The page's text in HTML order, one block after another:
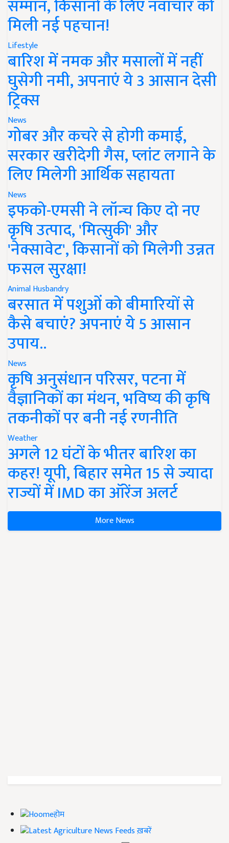
सम्मान, किसानों के लिए नवाचार को
मिली नई पहचान!
Lifestyle
बारिश में नमक और मसालों में नहीं
घुसेगी नमी, अपनाएं ये 3 आसान देसी
ट्रिक्स
News
गोबर और कचरे से होगी कमाई,
सरकार खरीदेगी गैस, प्लांट लगाने के
लिए मिलेगी आर्थिक सहायता
News
इफको-एमसी ने लॉन्च किए दो नए
कृषि उत्पाद, 'मित्सुकी' और
'नेक्सावेट', किसानों को मिलेगी उन्नत
फसल सुरक्षा!
Animal Husbandry
बरसात में पशुओं को बीमारियों से
कैसे बचाएं? अपनाएं ये 5 आसान
उपाय..
News
कृषि अनुसंधान परिसर, पटना में
वैज्ञानिकों का मंथन, भविष्य की कृषि
तकनीकों पर बनी नई रणनीति
Weather
अगले 12 घंटों के भीतर बारिश का
कहर! यूपी, बिहार समेत 15 से ज्यादा
राज्यों में IMD का ऑरेंज अलर्ट
More News
होम
ख़बरें